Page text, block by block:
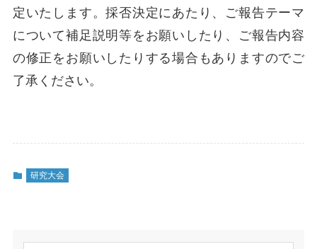
定いたします。採否決定にあたり、ご報告テーマ
について補足説明等をお願いしたり、ご報告内容
の修正をお願いしたりする場合もありますのでご
了承ください。
研究大会